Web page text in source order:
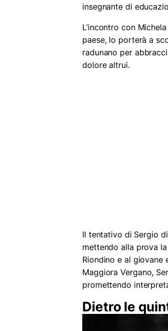
insegnante di
L’incontro con
paese, lo porterà a
radunano per
dolore altrui.
Il tentativo di Sergio
mettendo alla prova
Riondino e al giovane
Maggiora Vergano,
promettendo
Dietro le